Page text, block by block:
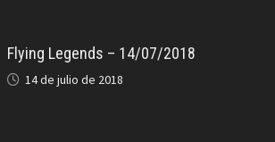
Flying Legends – 14/07/2018
14 de julio de 2018